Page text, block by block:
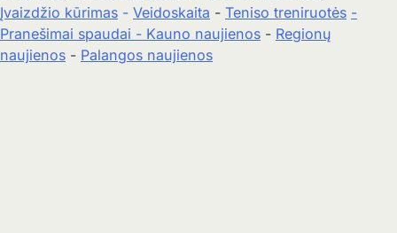
Įvaizdžio kūrimas - Veidoskaita - Teniso treniruotės -
Pranešimai spaudai - Kauno naujienos - Regionų
naujienos - Palangos naujienos